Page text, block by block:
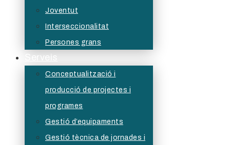
Joventut
Interseccionalitat
Persones grans
Serveis
Conceptualització i
producció de projectes i
programes
Gestió d’equipaments
Gestió tècnica de jornades i